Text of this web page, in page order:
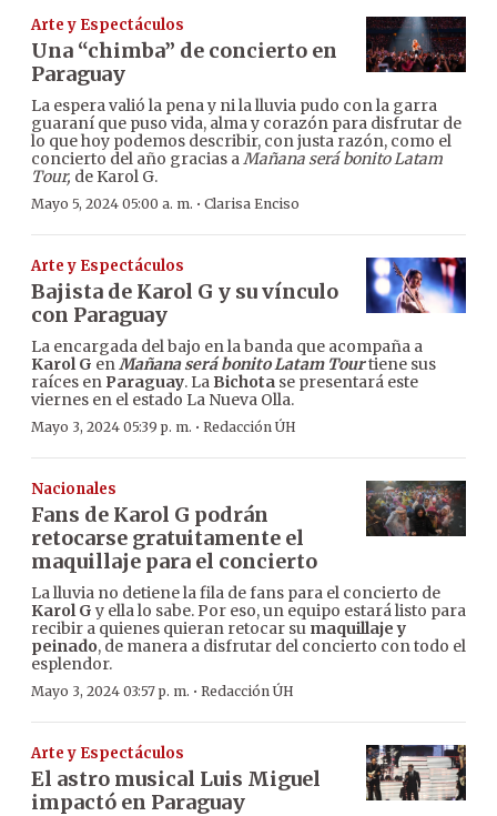
Arte y Espectáculos
Una “chimba” de concierto en
Paraguay
La espera valió la pena y ni la lluvia pudo con la garra
guaraní que puso vida, alma y corazón para disfrutar de
lo que hoy podemos describir, con justa razón, como el
concierto del año gracias aMañana será bonito Latam
Tour, de Karol G.
Mayo 5, 2024 05:00 a. m. · Clarisa Enciso
Arte y Espectáculos
Bajista de Karol G y su vínculo
con Paraguay
La encargada del bajo en la banda que acompaña a
Karol G enMañana será bonito Latam Tourtiene sus
raíces en Paraguay. La Bichota se presentará este
viernes en el estado La Nueva Olla.
Mayo 3, 2024 05:39 p. m. · Redacción ÚH
Nacionales
Fans de Karol G podrán
retocarse gratuitamente el
maquillaje para el concierto
La lluvia no detiene la fila de fans para el concierto de
Karol G y ella lo sabe. Por eso, un equipo estará listo para
recibir a quienes quieran retocar su maquillaje y
peinado, de manera a disfrutar del concierto con todo el
esplendor.
Mayo 3, 2024 03:57 p. m. · Redacción ÚH
Arte y Espectáculos
El astro musical Luis Miguel
impactó en Paraguay